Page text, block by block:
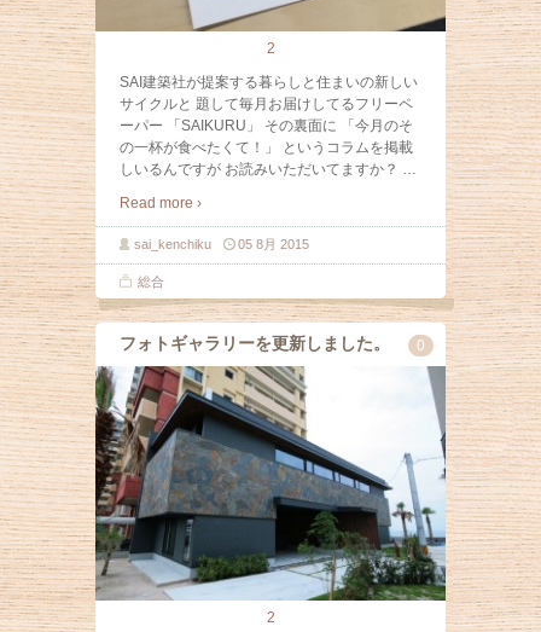
2
SAI建築社が提案する暮らしと住まいの新しい
サイクルと 題して毎月お届けしてるフリーペ
ーパー 「SAIKURU」 その裏面に 「今月のそ
の一杯が食べたくて！」 というコラムを掲載
しいるんですが お読みいただいてますか？ …
Read more ›
sai_kenchiku 05 8月 2015
総合
フォトギャラリーを更新しました。 0
2